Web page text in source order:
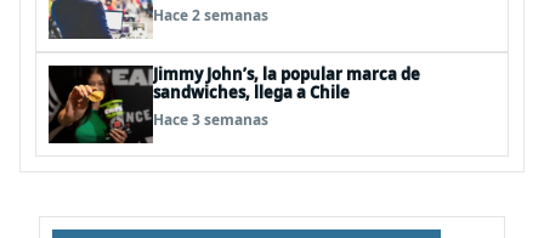
Hace 2 semanas
Jimmy John’s, la popular marca de
sandwiches, llega a Chile
Hace 3 semanas